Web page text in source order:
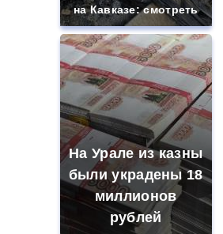
на Кавказе: смотреть
На Урале из казны
были украдены 18
миллионов
рублей